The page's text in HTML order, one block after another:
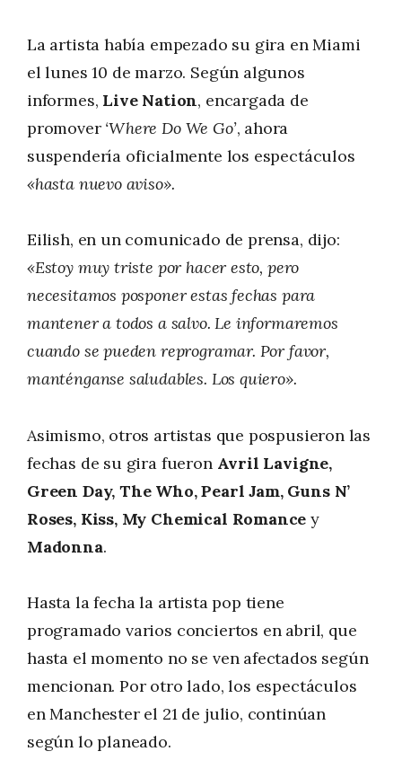
La artista había empezado su gira en Miami
el lunes 10 de marzo. Según algunos
informes, Live Nation, encargada de
promover ‘Where Do We Go’, ahora
suspendería oficialmente los espectáculos
«hasta nuevo aviso».
Eilish, en un comunicado de prensa, dijo:
«Estoy muy triste por hacer esto, pero
necesitamos posponer estas fechas para
mantener a todos a salvo. Le informaremos
cuando se pueden reprogramar. Por favor,
manténganse saludables. Los quiero».
Asimismo, otros artistas que pospusieron las
fechas de su gira fueron Avril Lavigne,
Green Day, The Who, Pearl Jam, Guns N’
Roses, Kiss, My Chemical Romance y
Madonna.
Hasta la fecha la artista pop tiene
programado varios conciertos en abril, que
hasta el momento no se ven afectados según
mencionan. Por otro lado, los espectáculos
en Manchester el 21 de julio, continúan
según lo planeado.